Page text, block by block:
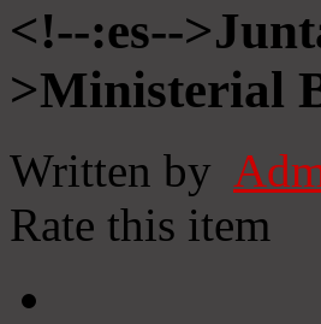
<!--:es--
>Ministerial
Written by
Rate this item